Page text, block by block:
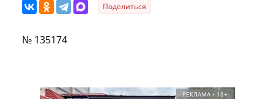
Поделиться
№ 135174
РЕКЛАМА • 18+